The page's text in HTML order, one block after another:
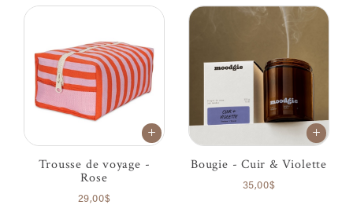
Trousse de voyage -
Rose
29,00$
Bougie - Cuir & Violette
35,00$